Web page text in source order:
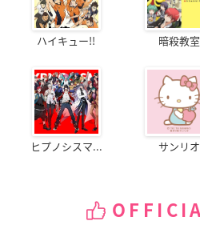
ハイキュー!! 暗殺教室
ヒプノシスマ... サンリオ